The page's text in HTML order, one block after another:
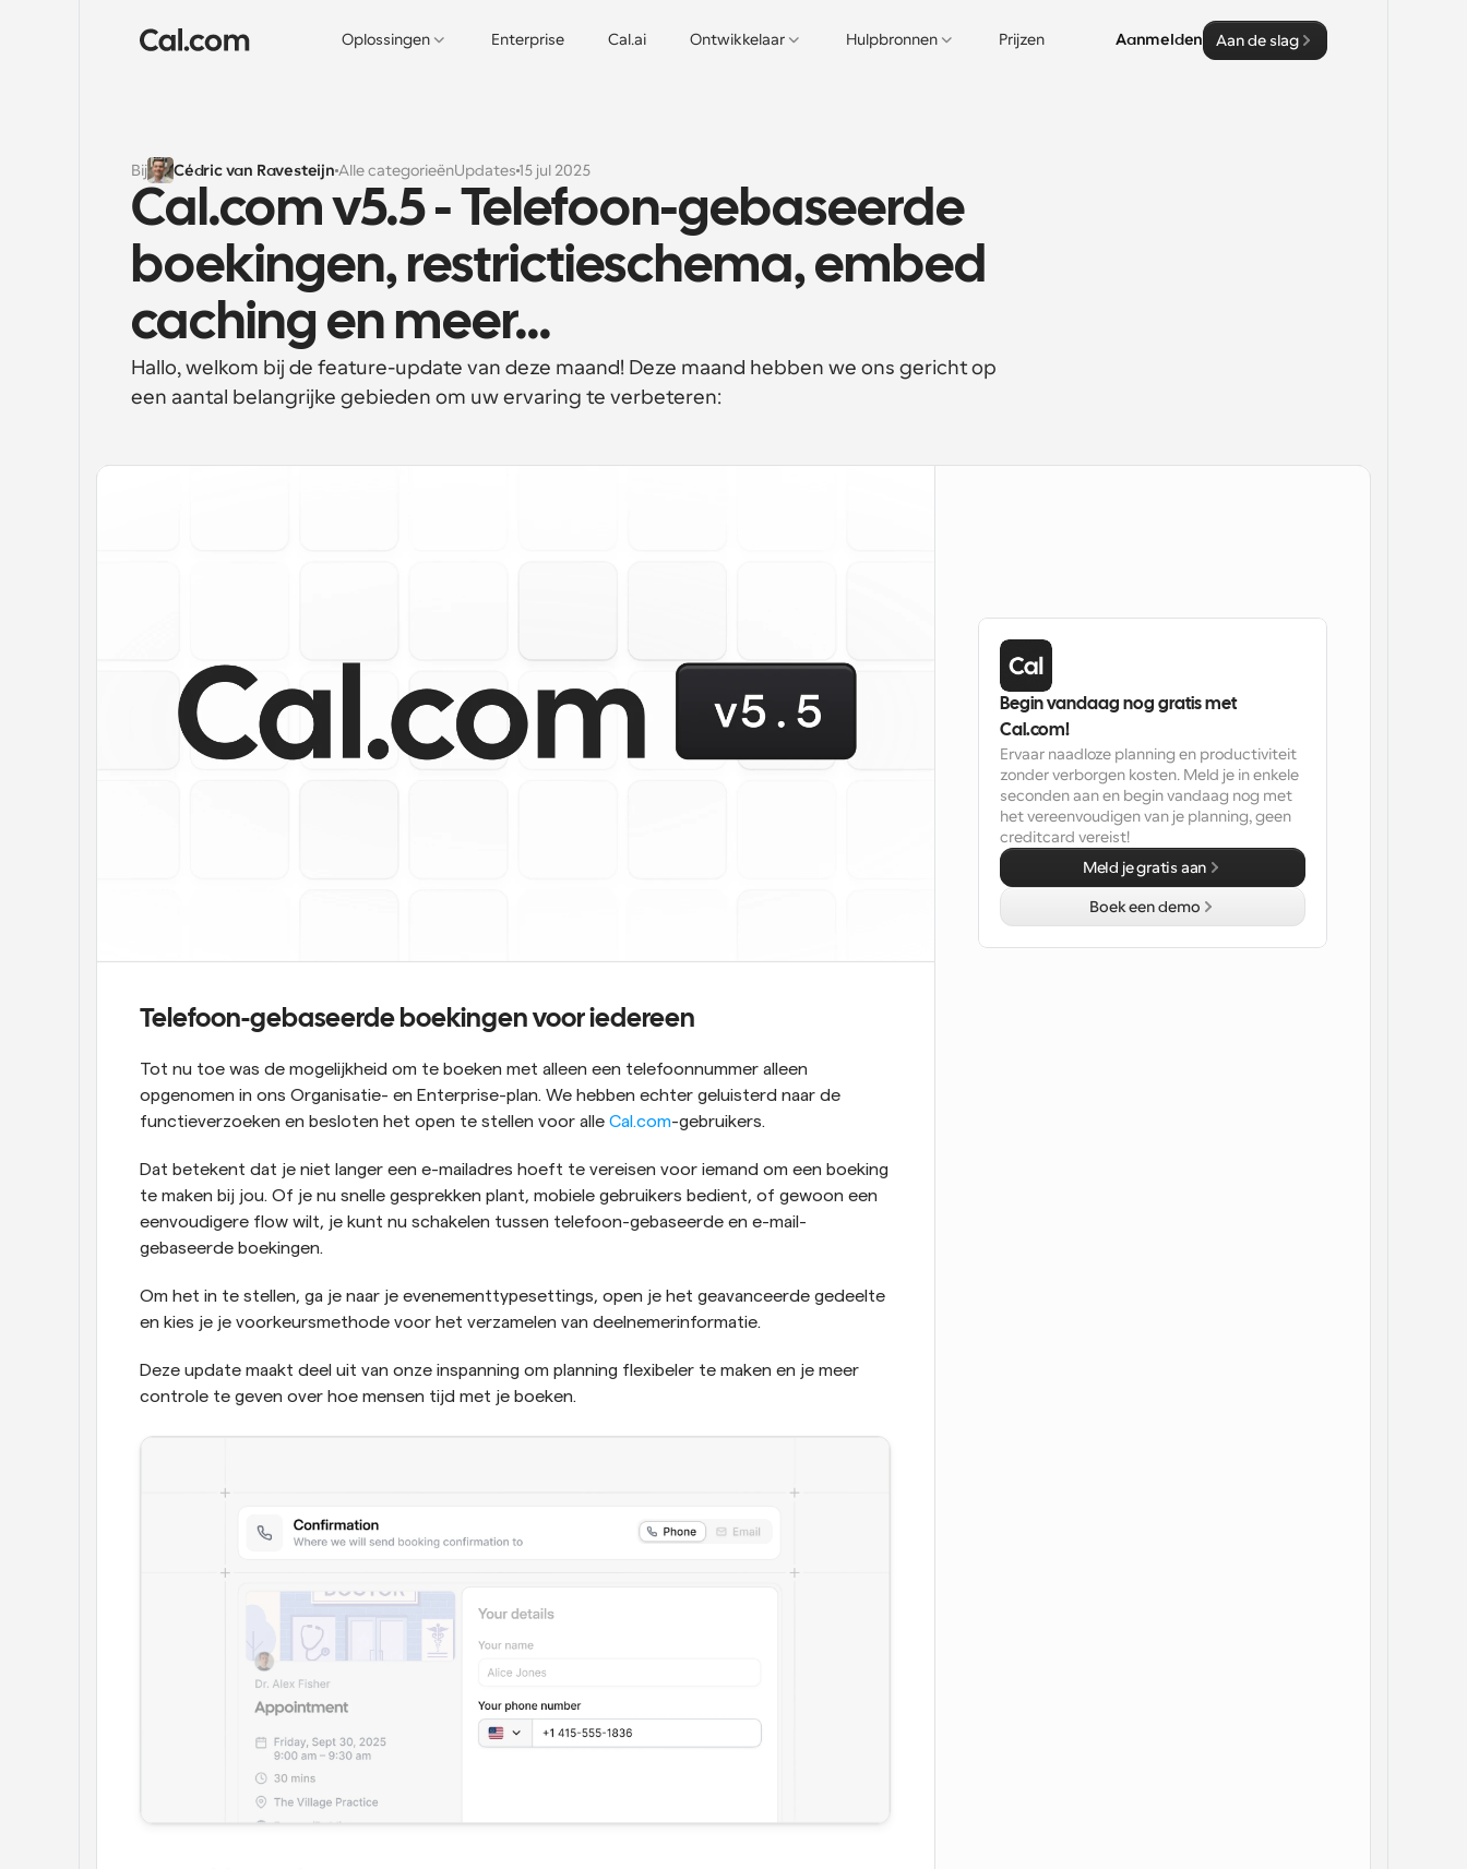
Oplossingen Enterprise Cal.ai Ontwikkelaar Hulpbronnen Prijzen Aanmelden Aan de slag
Bij Cédric van Ravesteijn Alle categorieënUpdates 15 jul 2025
Cal.com v5.5 - Telefoon-gebaseerde
boekingen, restrictieschema, embed
caching en meer...
Hallo, welkom bij de feature-update van deze maand! Deze maand hebben we ons gericht op
een aantal belangrijke gebieden om uw ervaring te verbeteren:
Telefoon-gebaseerde boekingen voor iedereen
Tot nu toe was de mogelijkheid om te boeken met alleen een telefoonnummer alleen
opgenomen in ons Organisatie- en Enterprise-plan. We hebben echter geluisterd naar de
functieverzoeken en besloten het open te stellen voor alle Cal.com-gebruikers.
Dat betekent dat je niet langer een e-mailadres hoeft te vereisen voor iemand om een boeking
te maken bij jou. Of je nu snelle gesprekken plant, mobiele gebruikers bedient, of gewoon een
eenvoudigere flow wilt, je kunt nu schakelen tussen telefoon-gebaseerde en e-mail-
gebaseerde boekingen.
Om het in te stellen, ga je naar je evenementtypesettings, open je het geavanceerde gedeelte
en kies je je voorkeursmethode voor het verzamelen van deelnemerinformatie.
Deze update maakt deel uit van onze inspanning om planning flexibeler te maken en je meer
controle te geven over hoe mensen tijd met je boeken.
Begin vandaag nog gratis met
Cal.com!
Ervaar naadloze planning en productiviteit
zonder verborgen kosten. Meld je in enkele
seconden aan en begin vandaag nog met
het vereenvoudigen van je planning, geen
creditcard vereist!
Meld je gratis aan
Boek een demo